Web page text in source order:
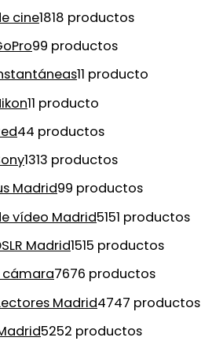
cine1818 productos
99 productos
11 producto
11 producto
44 productos
1313 productos
Madrid99 productos
vídeo Madrid5151 productos
Madrid1515 productos
cámara7676 productos
Madrid4747 productos
5252 productos